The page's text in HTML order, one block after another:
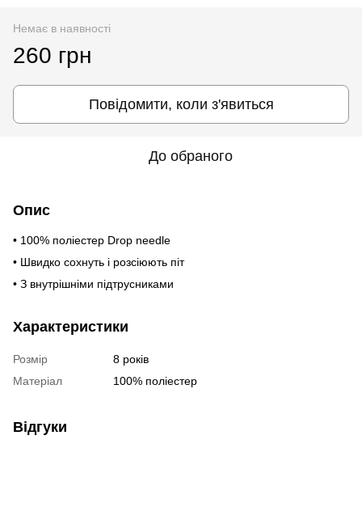
Немає в наявності
260 грн
Повідомити, коли з'явиться
До обраного
Опис
• 100% поліестер Drop needle
• Швидко сохнуть і розсіюють піт
• З внутрішніми підтрусниками
Характеристики
Розмір
8 років
Матеріал
100% поліестер
Відгуки